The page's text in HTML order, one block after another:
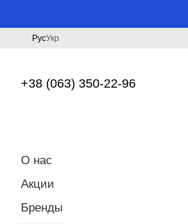
РусУкр
+38 (063) 350-22-96
О нас
Акции
Бренды